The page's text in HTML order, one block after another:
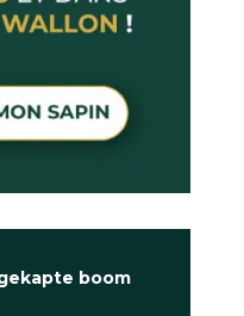
boom